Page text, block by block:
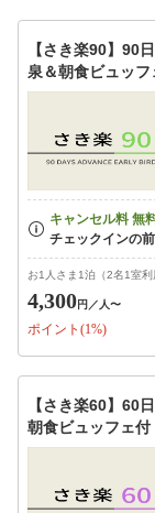
【さき楽90】90
泉＆朝食ビュッフ
お1人さま1泊（2名1室
4,300円 ／人〜
ポイント(1%)
【さき楽60】60
朝食ビュッフェ付